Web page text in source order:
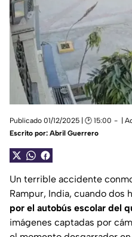
Publicado 01/12/2025 | 🕑 15:00 |
Escrito por: Abril Guerrero
Un terrible accidente
Rampur, India, cuando dos
por el autobús escolar del
imágenes captadas por